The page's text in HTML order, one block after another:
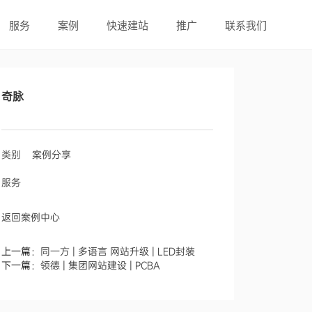
服务 案例 快速建站 推广 联系我们
奇脉
类别 案例分享
服务
返回案例中心
上一篇： 同一方 | 多语言 网站升级 | LED封装
下一篇： 领德 | 集团网站建设 | PCBA